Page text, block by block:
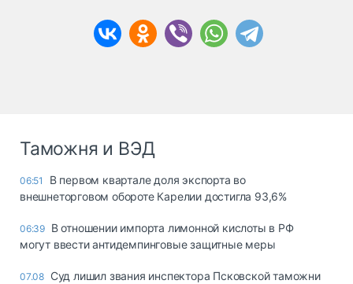
Таможня и ВЭД
06:51
В первом квартале доля экспорта во
внешнеторговом обороте Карелии достигла 93,6%
06:39 В отношении импорта лимонной кислоты в РФ
могут ввести антидемпинговые защитные меры
07.08 Суд лишил звания инспектора Псковской таможни